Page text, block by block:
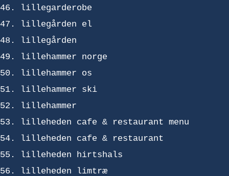
lillegarderobe
lillegården el
lillegården
lillehammer norge
lillehammer os
lillehammer ski
lillehammer
lilleheden cafe & restaurant menu
lilleheden cafe & restaurant
lilleheden hirtshals
lilleheden limtræ